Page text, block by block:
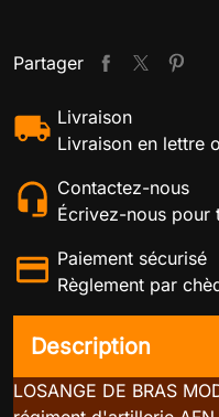
Partager
Livraison
Livraison en lettre
Contactez-nous
Écrivez-nous pour
Paiement sécurisé
Règlement par
Description
LOSANGE DE BRAS